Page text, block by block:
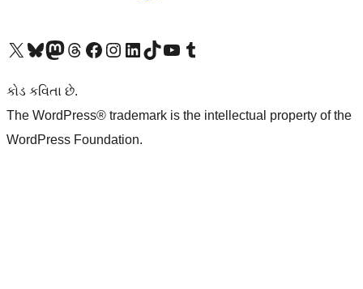
અમારા X (અગાઉ ટ્વિટર) એકાઉન્ટની મુલાકાત લોઅમારા Bluesky એકાઉન્ટની મુલાકાત લોઅમારા માસ્ટોડોન એકાઉન્ટની મુલાકાત લોઅમારા Threads એકાઉન્ટની મુલાકાત લો અમારા ફેસબુક પેજની મુલાકાત લોઅમારા ઇન્સ્ટાગ્રામ એકાઉન્ટની મુલાકાત લો અમારા LinkedIn એકાઉન્ટની મુલાકાત લોઅમારા TikTok એકાઉન્ટની મુલાકાત લોઅમારી YouTube ચેનલની મુલાકાત લો અમારા Tumblr એકાઉન્ટની મુલાકાત લો
કોડ કવિતા છે.
The WordPress® trademark is the intellectual property of the
WordPress Foundation.